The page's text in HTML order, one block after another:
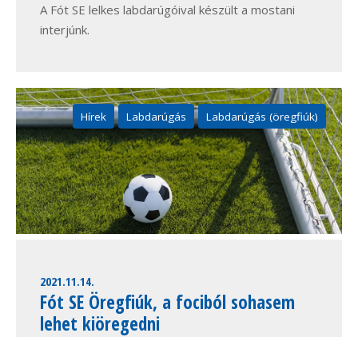
A Fót SE lelkes labdarúgóival készült a mostani
interjúnk.
Hírek Labdarúgás Labdarúgás (öregfiúk)
2021.11.14.
Fót SE Öregfiúk, a fociból sohasem
lehet kiöregedni